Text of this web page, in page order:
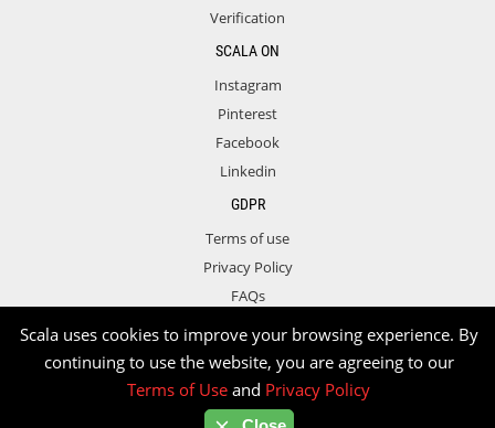
Verification
SCALA ON
Instagram
Pinterest
Facebook
Linkedin
GDPR
Terms of use
Privacy Policy
FAQs
Copyright © 2026 Scala. All rights reserved.
Scala uses cookies to improve your browsing experience. By
continuing to use the website, you are agreeing to our
Terms of Use and Privacy Policy